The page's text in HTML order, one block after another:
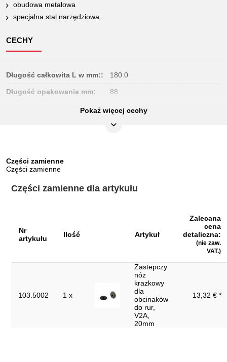
obudowa metalowa
specjalna stal narzędziowa
CECHY
Długość całkowita L w mm:: 180.0
Długość opakowania mm: 88
Jednostka opakowaniowa: 1
-
Koło zapasowe do tworzywa
sztucznego:
Materiał1: specjalna stal do narzędzi
obracany uchwyt z zapasowym
Waga w g:
Zastosowanie materiał: Stal szlachetna
teleskopowe narzędzie do
usuwania zadziorów
Pokaż więcej cechy
Części zamienne
Części zamienne
Części zamienne dla artykułu
Nr
artykułu
Ilość Artykuł
Zalecana
cena
detaliczna:
(nie zaw.
VAT.)
103.5002 1 x
Zastepczy
nóz
krazkowy
dla
obcinaków
do rur,
V2A,
20mm
13,32 € *